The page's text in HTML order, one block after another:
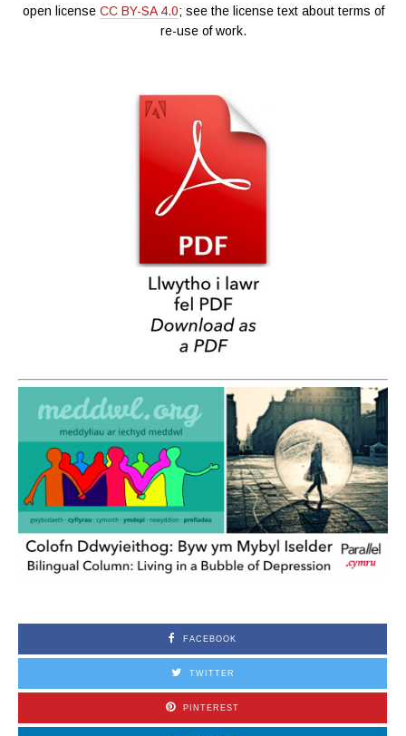
open license CC BY-SA 4.0; see the license text about terms of
re-use of work.
FACEBOOK
TWITTER
PINTEREST